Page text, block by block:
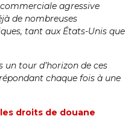
agressive
de nombreuses
tant aux États-Unis que
un tour d’horizon de ces
chaque fois à une
droits de douane